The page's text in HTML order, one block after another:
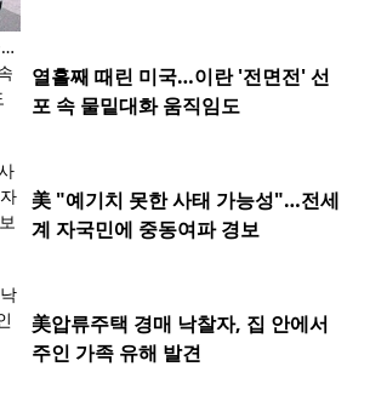
열흘째 때린 미국…이란 '전면전' 선
포 속 물밑대화 움직임도
美 "예기치 못한 사태 가능성"…전세
계 자국민에 중동여파 경보
美압류주택 경매 낙찰자, 집 안에서
주인 가족 유해 발견